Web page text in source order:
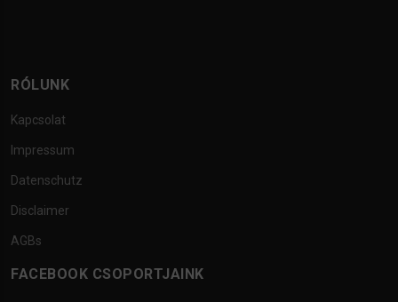
RÓLUNK
Kapcsolat
Impressum
Datenschutz
Disclaimer
AGBs
FACEBOOK CSOPORTJAINK